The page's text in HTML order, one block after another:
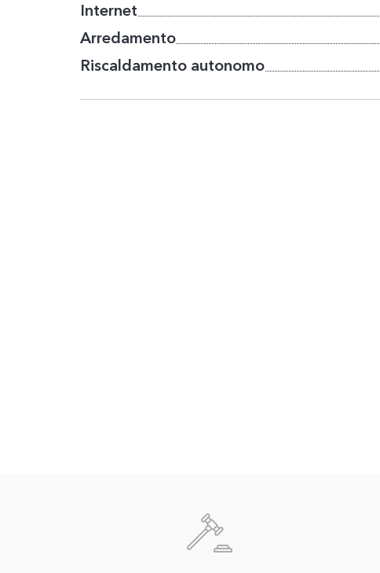
Internet
Arredamento
Riscaldamento autonomo